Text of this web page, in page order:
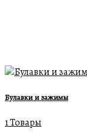
Булавки и зажимы
1 Товары